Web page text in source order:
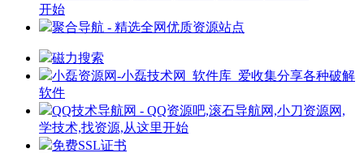
开始
聚合导航 - 精选全网优质资源站点
磁力搜索
小磊资源网-小磊技术网_软件库_爱收集分享各种破解
软件
QQ技术导航网 - QQ资源吧,滚石导航网,小刀资源网,
学技术,找资源,从这里开始
免费SSL证书